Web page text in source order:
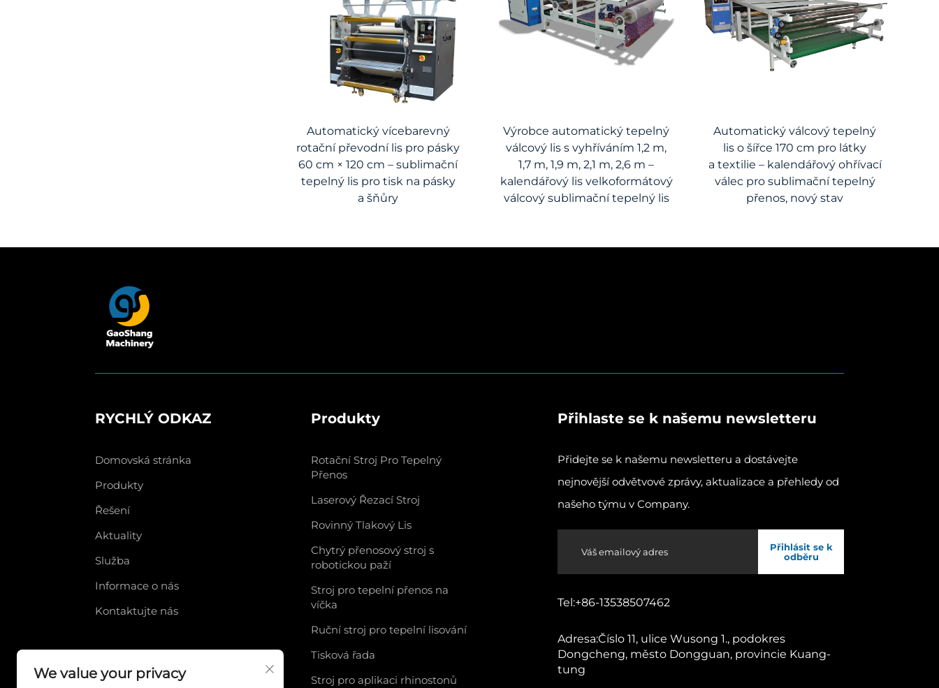
Automatický vícebarevný
rotační převodní lis pro pásky
60 cm × 120 cm – sublimační
tepelný lis pro tisk na pásky
a šňůry
Výrobce automatický tepelný
válcový lis s vyhříváním 1,2 m,
1,7 m, 1,9 m, 2,1 m, 2,6 m –
kalendářový lis velkoformátový
válcový sublimační tepelný lis
Automatický válcový tepelný
lis o šířce 170 cm pro látky
a textilie – kalendářový ohřívací
válec pro sublimační tepelný
přenos, nový stav
RYCHLÝ ODKAZ
Domovská stránka
Produkty
Řešení
Aktuality
Služba
Informace o nás
Kontaktujte nás
Produkty
Rotační Stroj Pro Tepelný
Přenos
Laserový Řezací Stroj
Rovinný Tlakový Lis
Chytrý přenosový stroj s
robotickou paží
Stroj pro tepelní přenos na
víčka
Ruční stroj pro tepelní lisování
Tisková řada
Stroj pro aplikaci rhinostonů
Přihlaste se k našemu newsletteru
Přidejte se k našemu newsletteru a dostávejte
nejnovější odvětvové zprávy, aktualizace a přehledy od
našeho týmu v Company.
Přihlásit se k
odběru
Tel:+86-13538507462
Adresa:Číslo 11, ulice Wusong 1., podokres
Dongcheng, město Dongguan, provincie Kuang-
tung
We value your privacy